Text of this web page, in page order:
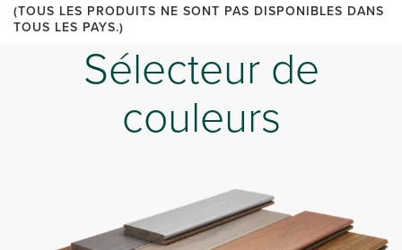
(TOUS LES PRODUITS NE SONT PAS DISPONIBLES DANS
TOUS LES PAYS.)
Sélecteur de
couleurs